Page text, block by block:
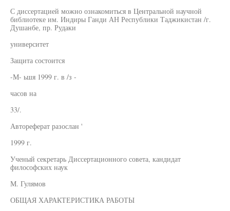
С диссертацией можно ознакомиться в Центральной научной
библиотеке им. Индиры Ганди АН Республики Таджикистан /г.
Душанбе, пр. Рудаки
университет
Защита состоится
-М- ьшя 1999 г. в /з -
часов на
33/.
Автореферат разослан '
1999 г.
Ученый секретарь Диссертационного совета, кандидат
философских наук
М. Гулямов
ОБЩАЯ ХАРАКТЕРИСТИКА РАБОТЫ